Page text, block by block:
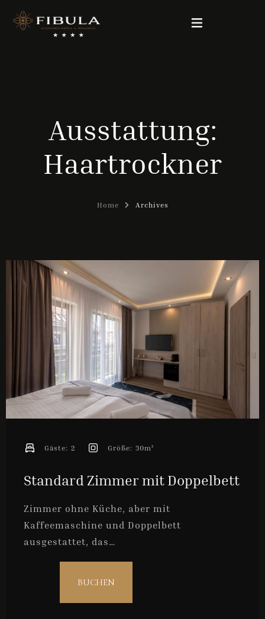
WELLNESS & BEAUTY
GALERIE
Deutsch
ONLINE-BUCHUNG
Ausstattung:
Haartrockner
Home Archives
Standard Zimmer mit Doppelbett
Zimmer ohne Küche, aber mit
Kaffeemaschine und Doppelbett
ausgestattet, das…
Gäste: 2 Größe: 30m²
BUCHEN